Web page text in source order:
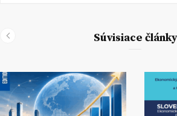
Súvisiace články